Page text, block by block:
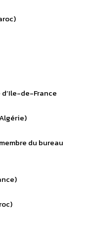
de-France
du bureau